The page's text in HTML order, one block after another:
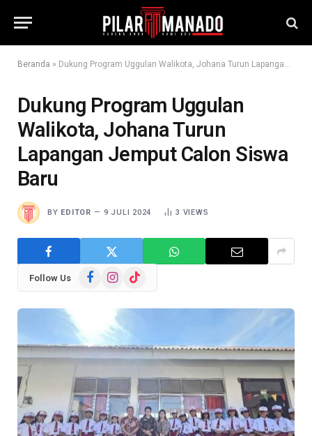
Beranda » Dukung Program Uggulan Walikota, Johana Turun Lapangan Jemput Calon Siswa Baru
Dukung Program Uggulan
Walikota, Johana Turun
Lapangan Jemput Calon Siswa
Baru
BY EDITOR 9 JULI 2024 3 VIEWS
Follow Us FacebookInstagram
TikTok